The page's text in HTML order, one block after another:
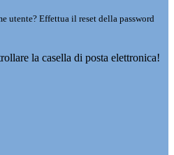
utente? Effettua il reset della password
la casella di posta elettronica!